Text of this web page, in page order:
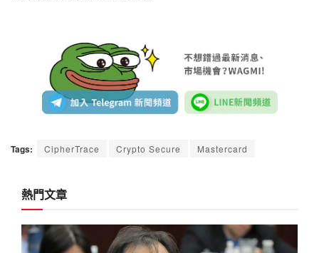
Tags: CipherTrace Crypto Secure Mastercard
熱門文章